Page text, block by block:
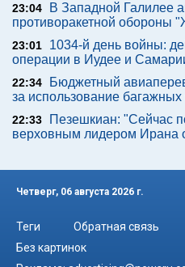
23:04
В Западной Галилее
противоракетной обороны
23:01
1034-й день войны:
операции в Иудее и
22:34
Бюджетный
за использование
22:33
Пезешкиан: "Сейчас
верховным лидером Ирана
Четверг, 06 августа 2026 г.
Теги Обратная связь
Без картинок